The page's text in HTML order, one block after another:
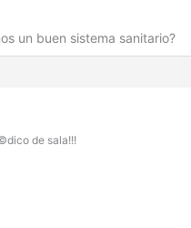
un buen sistema sanitario?
de sala!!!